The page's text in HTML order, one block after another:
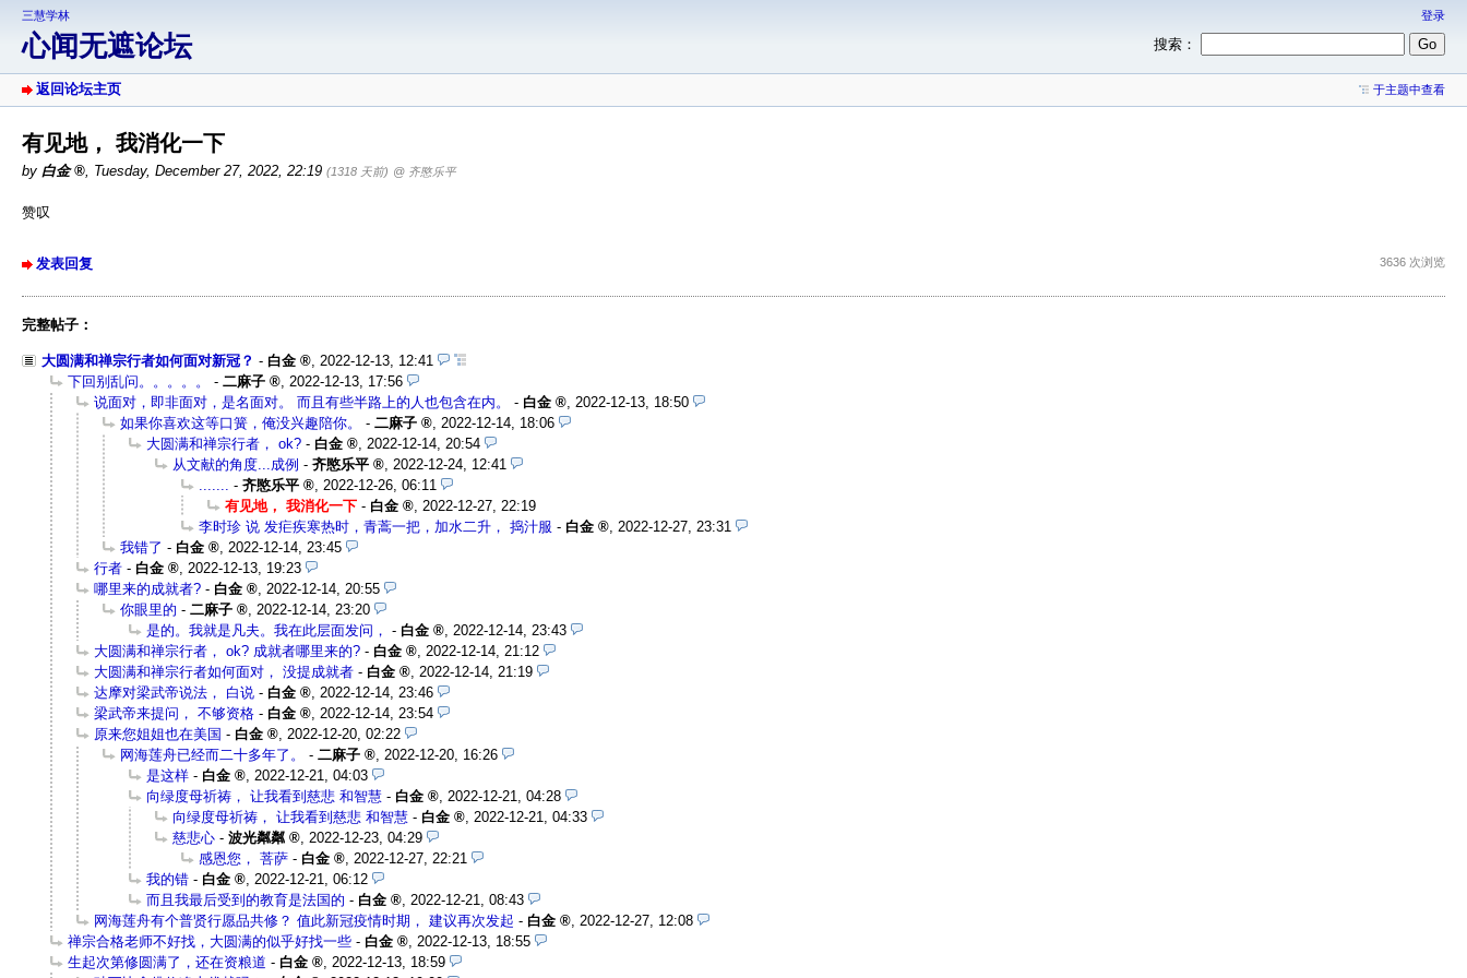
三慧学林
心闻无遮论坛
登录
搜索：
返回论坛主页 于主题中查看
有见地， 我消化一下
by 白金 , Tuesday, December 27, 2022, 22:19 (1318 天前) @ 齐愍乐平
赞叹
发表回复 3636 次浏览
完整帖子：
大圆满和禅宗行者如何面对新冠？ - 白金
2022-12-13, 12:41
下回别乱问。。。。。
- 二麻子
2022-12-13, 17:56
说面对，即非面对，是名面对。 而且有些半路上的人也包含在内。
- 白金
2022-12-13, 18:50
如果你喜欢这等口簧，俺没兴趣陪你。
- 二麻子
2022-12-14, 18:06
大圆满和禅宗行者， ok? - 白金
2022-12-14, 20:54
从文献的角度...成例 -齐愍乐平
2022-12-24, 12:41
-齐愍乐平
2022-12-26, 06:11
有见地， 我消化一下 - 白金
2022-12-27, 22:19
李时珍 说 发疟疾寒热时，青蒿一把，加水二升， 捣汁服 - 白金
2022-12-27, 23:31
我错了 - 白金
2022-12-14, 23:45
行者 - 白金
2022-12-13, 19:23
哪里来的成就者? - 白金
2022-12-14, 20:55
你眼里的 - 二麻子
2022-12-14, 23:20
是的。我就是凡夫。我在此层面发问， - 白金
2022-12-14, 23:43
大圆满和禅宗行者， ok? 成就者哪里来的? - 白金
2022-12-14, 21:12
大圆满和禅宗行者如何面对， 没提成就者 - 白金
2022-12-14, 21:19
达摩对梁武帝说法， 白说 - 白金
2022-12-14, 23:46
梁武帝来提问， 不够资格 - 白金
2022-12-14, 23:54
原来您姐姐也在美国 - 白金
2022-12-20, 02:22
网海莲舟已经而二十多年了。
- 二麻子
2022-12-20, 16:26
是这样 - 白金
2022-12-21, 04:03
向绿度母祈祷， 让我看到慈悲 和智慧 - 白金
2022-12-21, 04:28
向绿度母祈祷， 让我看到慈悲 和智慧 - 白金
2022-12-21, 04:33
慈悲心 - 波光粼粼
2022-12-23, 04:29
感恩您， 菩萨 - 白金
2022-12-27, 22:21
我的错 - 白金
2022-12-21, 06:12
而且我最后受到的教育是法国的 - 白金
2022-12-21, 08:43
网海莲舟有个普贤行愿品共修？ 值此新冠疫情时期， 建议再次发起 - 白金
2022-12-27, 12:08
禅宗合格老师不好找，大圆满的似乎好找一些 - 白金
2022-12-13, 18:55
生起次第修圆满了，还在资粮道 - 白金
2022-12-13, 18:59